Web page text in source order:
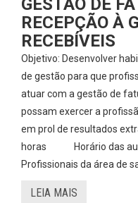
GESTÃO DE
RECEPÇÃO À
RECEBÍVEIS
Objetivo: Desenvolver
de gestão para que
atuar com a gestão de
possam exercer a
em prol de resultados
horas Horário das
Profissionais da área de
LEIA MAIS